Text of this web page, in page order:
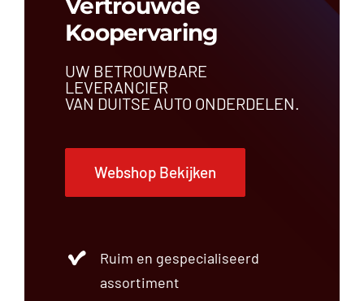
Koopervaring
UW BETROUWBARE
LEVERANCIER
VAN DUITSE AUTO ONDERDELEN.
Webshop Bekijken
Ruim en gespecialiseerd
assortiment